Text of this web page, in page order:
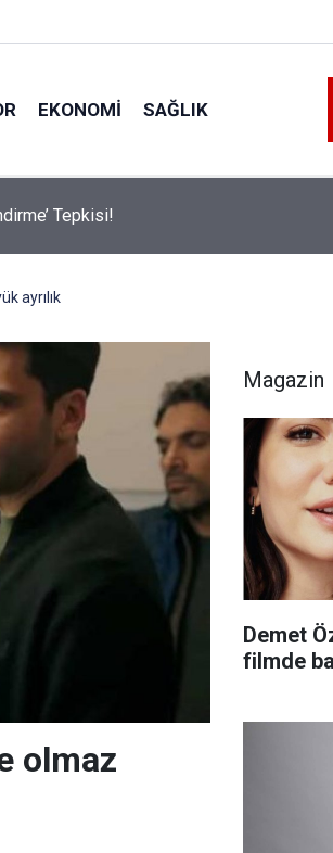
EKONOMI SAĞLIK
Almayın!
ayrılık
olmaz
Magazin
Demet
filmde